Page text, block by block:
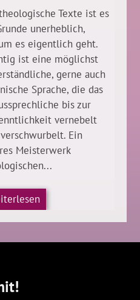
Texte ist es
unerheblich,
es eigentlich geht.
ist eine möglichst
gerne auch
Sprache, die das
bis zur
vernebelt
Ein
Meisterwerk